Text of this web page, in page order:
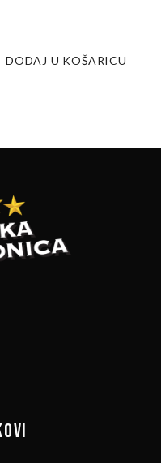
DODAJ U KOŠARICU